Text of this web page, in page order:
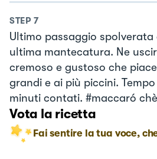
STEP 7
Ultimo passaggio
ultima mantecatura. Ne
cremoso e gustoso che
grandi e ai più piccini.
minuti contati. #maccaró
Vota la ricetta
Fai sentire la tua voce,